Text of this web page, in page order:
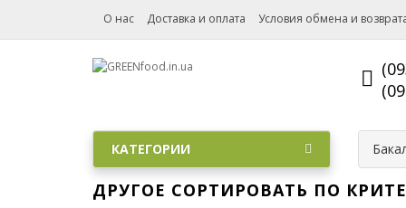
О нас Доставка и оплата Условия обмена и
КАТЕГОРИИ
ДРУГОЕ СОРТИРОВАТЬ ПО